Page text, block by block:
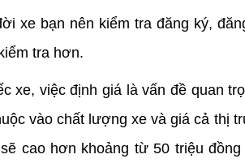
xe bạn nên kiểm tra đăng ký,
tra hơn.
xe, việc định giá là vấn đề quan
vào chất lượng xe và giá cả thị
cao hơn khoảng từ 50 triệu